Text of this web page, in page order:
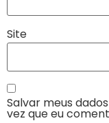
Site
Salvar meus
vez que eu